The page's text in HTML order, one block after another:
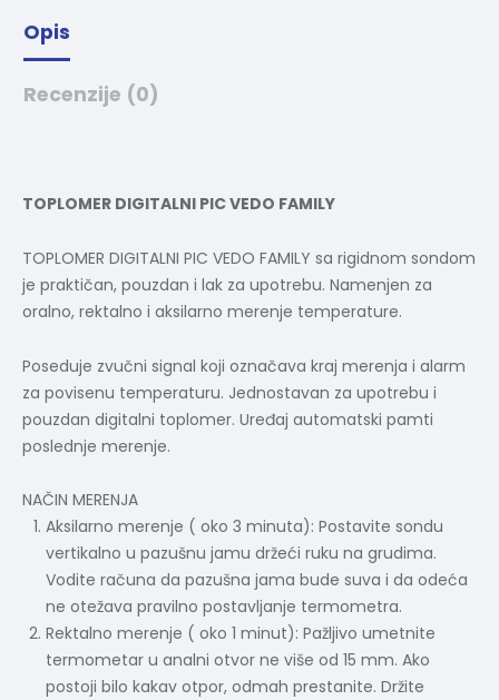
Opis
Recenzije (0)
TOPLOMER DIGITALNI PIC VEDO FAMILY
TOPLOMER DIGITALNI PIC VEDO FAMILY sa rigidnom sondom
je praktičan, pouzdan i lak za upotrebu. Namenjen za
oralno, rektalno i aksilarno merenje temperature.
Poseduje zvučni signal koji označava kraj merenja i alarm
za povisenu temperaturu. Jednostavan za upotrebu i
pouzdan digitalni toplomer. Uređaj automatski pamti
poslednje merenje.
NAČIN MERENJA
Aksilarno merenje ( oko 3 minuta): Postavite sondu
vertikalno u pazušnu jamu držeći ruku na grudima.
Vodite računa da pazušna jama bude suva i da odeća
ne otežava pravilno postavljanje termometra.
Rektalno merenje ( oko 1 minut): Pažljivo umetnite
termometar u analni otvor ne više od 15 mm. Ako
postoji bilo kakav otpor, odmah prestanite. Držite